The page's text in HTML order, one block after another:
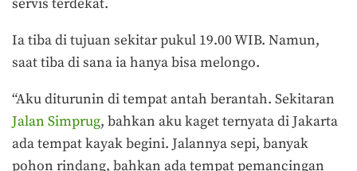
servis terdekat.
Ia tiba di tujuan sekitar pukul 19.00 WIB. Namun,
saat tiba di sana ia hanya bisa melongo.
“Aku diturunin di tempat antah berantah. Sekitaran
Jalan Simprug, bahkan aku kaget ternyata di Jakarta
ada tempat kayak begini. Jalannya sepi, banyak
pohon rindang, bahkan ada tempat pemancingan